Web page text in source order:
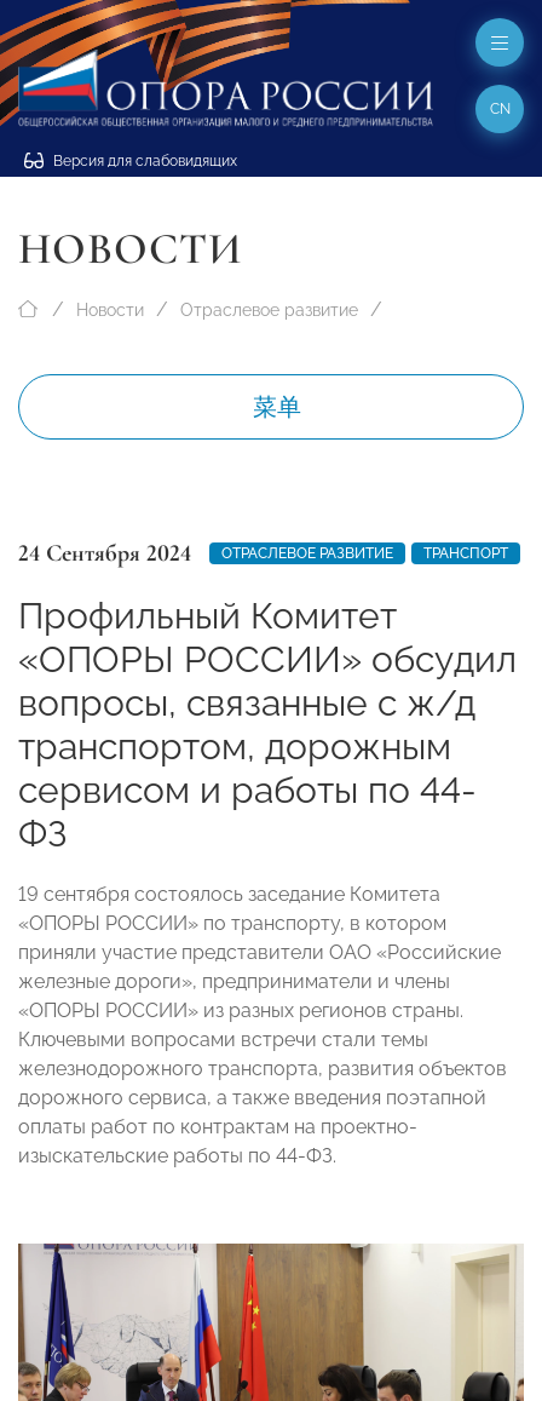
Версия для слабовидящих
CN
НОВОСТИ
Новости Отраслевое развитие
菜单
24 Сентября 2024 ОТРАСЛЕВОЕ РАЗВИТИЕ ТРАНСПОРТ
Профильный Комитет
«ОПОРЫ РОССИИ» обсудил
вопросы, связанные с ж/д
транспортом, дорожным
сервисом и работы по 44-
ФЗ
19 сентября состоялось заседание Комитета
«ОПОРЫ РОССИИ» по транспорту, в котором
приняли участие представители ОАО «Российские
железные дороги», предприниматели и члены
«ОПОРЫ РОССИИ» из разных регионов страны.
Ключевыми вопросами встречи стали темы
железнодорожного транспорта, развития объектов
дорожного сервиса, а также введения поэтапной
оплаты работ по контрактам на проектно-
изыскательские работы по 44-ФЗ.